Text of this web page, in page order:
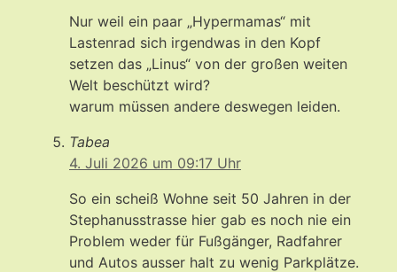
Nur weil ein paar „Hypermamas“ mit
Lastenrad sich irgendwas in den Kopf
setzen das „Linus“ von der großen weiten
Welt beschützt wird?
warum müssen andere deswegen leiden.
Tabea
4. Juli 2026 um 09:17 Uhr
So ein scheiß Wohne seit 50 Jahren in der
Stephanusstrasse hier gab es noch nie ein
Problem weder für Fußgänger, Radfahrer
und Autos ausser halt zu wenig Parkplätze.